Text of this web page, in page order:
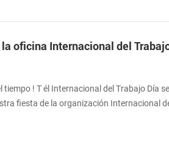
cualquier cos...
oficina Internacional del
tiempo ! T él Internacional del Trabajo Día
fiesta de la organización Internacional
al 5 de Mayo en e va a regresar a la
usted necesita comprar impresora térmica
por fa...